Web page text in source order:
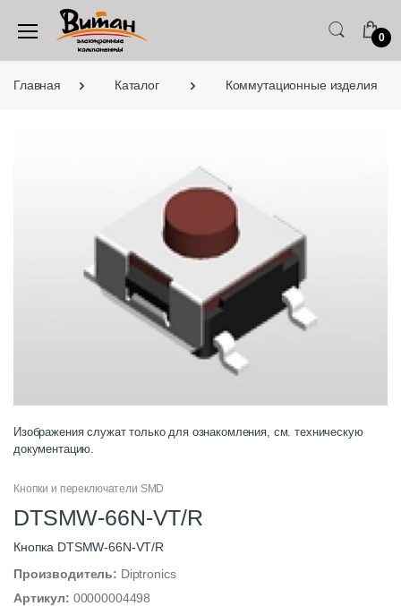
0
Главная Каталог Коммутационные изделия
Изображения служат только для ознакомления, см. техническую
документацию.
Кнопки и переключатели SMD
DTSMW-66N-VT/R
Кнопка DTSMW-66N-VT/R
Производитель: Diptronics
Артикул: 00000004498